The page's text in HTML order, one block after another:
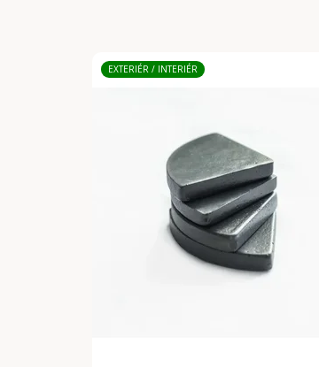
EXTERIÉR / INTERIÉR